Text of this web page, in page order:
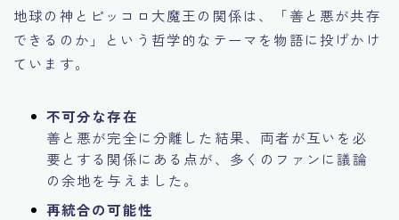
地球の神とピッコロ大魔王の関係は、「善と悪が共存
できるのか」という哲学的なテーマを物語に投げかけ
ています。
不可分な存在
善と悪が完全に分離した結果、両者が互いを必
要とする関係にある点が、多くのファンに議論
の余地を与えました。
再統合の可能性